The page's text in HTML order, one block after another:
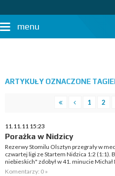
menu
ARTYKUŁY OZNACZONE
1 2
11.11.11 15:23
Porażka w Nidzicy
Rezerwy Stomilu Olsztyn przegrały w
czwartej ligi ze Startem Nidzica 1:2 (1:1).
niebieskich" zdobył w 41. minucie Michał
Komentarzy: 0 »